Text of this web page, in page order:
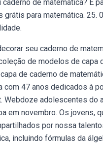
de matemática? E
grátis para matemática.
seu caderno de
de modelos de capa
de caderno de
47 anos dedicados à
Webdoze adolescentes do
em novembro. Os jovens,
por nossa
incluindo fórmulas da